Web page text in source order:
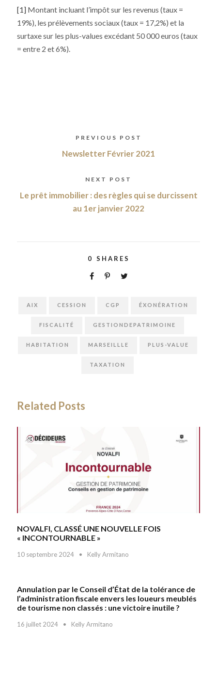
[1] Montant incluant l’impôt sur les revenus (taux =
19%), les prélèvements sociaux (taux = 17,2%) et la
surtaxe sur les plus-values excédant 50 000 euros (taux
= entre 2 et 6%).
PREVIOUS POST
Newsletter Février 2021
NEXT POST
Le prêt immobilier : des règles qui se durcissent
au 1er janvier 2022
0 SHARES
AIX CESSION CGP ÉXONÉRATION
FISCALITÉ GESTIONDEPATRIMOINE
HABITATION MARSEILLLE PLUS-VALUE
TAXATION
Related Posts
NOVALFI, CLASSÉ UNE NOUVELLE FOIS
« INCONTOURNABLE »
10 septembre 2024 • Kelly Armitano
Annulation par le Conseil d’État de la tolérance de
l’administration fiscale envers les loueurs meublés
de tourisme non classés : une victoire inutile ?
16 juillet 2024 • Kelly Armitano